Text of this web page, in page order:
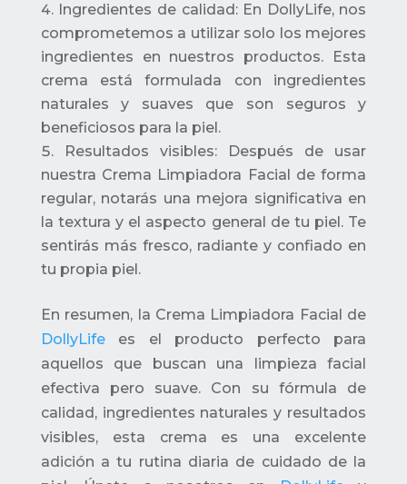
Ingredientes de calidad: En DollyLife, nos
comprometemos a utilizar solo los mejores
ingredientes en nuestros productos. Esta
crema está formulada con ingredientes
naturales y suaves que son seguros y
beneficiosos para la piel.
Resultados visibles: Después de usar
nuestra Crema Limpiadora Facial de forma
regular, notarás una mejora significativa en
la textura y el aspecto general de tu piel. Te
sentirás más fresco, radiante y confiado en
tu propia piel.
En resumen, la Crema Limpiadora Facial de
DollyLifees el producto perfecto para
aquellos que buscan una limpieza facial
efectiva pero suave. Con su fórmula de
calidad, ingredientes naturales y resultados
visibles, esta crema es una excelente
adición a tu rutina diaria de cuidado de la